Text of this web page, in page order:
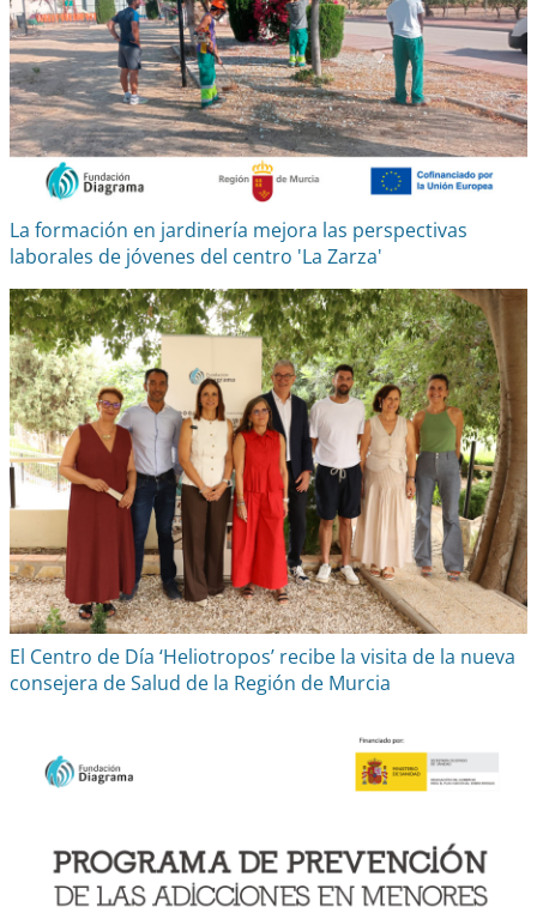
La formación en jardinería mejora las perspectivas
laborales de jóvenes del centro 'La Zarza'
El Centro de Día ‘Heliotropos’ recibe la visita de la nueva
consejera de Salud de la Región de Murcia